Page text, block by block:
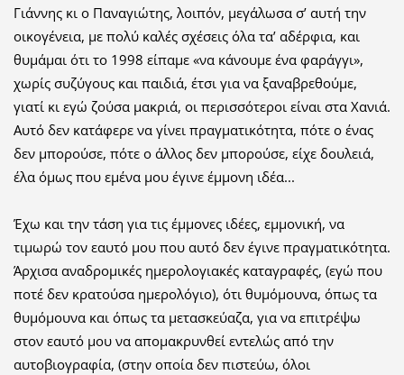
Γιάννης κι ο Παναγιώτης, λοιπόν, μεγάλωσα σ’ αυτή την
οικογένεια, με πολύ καλές σχέσεις όλα τα’ αδέρφια, και
θυμάμαι ότι το 1998 είπαμε «να κάνουμε ένα φαράγγι»,
χωρίς συζύγους και παιδιά, έτσι για να ξαναβρεθούμε,
γιατί κι εγώ ζούσα μακριά, οι περισσότεροι είναι στα Χανιά.
Αυτό δεν κατάφερε να γίνει πραγματικότητα, πότε ο ένας
δεν μπορούσε, πότε ο άλλος δεν μπορούσε, είχε δουλειά,
έλα όμως που εμένα μου έγινε έμμονη ιδέα...
Έχω και την τάση για τις έμμονες ιδέες, εμμονική, να
τιμωρώ τον εαυτό μου που αυτό δεν έγινε πραγματικότητα.
Άρχισα αναδρομικές ημερολογιακές καταγραφές, (εγώ που
ποτέ δεν κρατούσα ημερολόγιο), ότι θυμόμουνα, όπως τα
θυμόμουνα και όπως τα μετασκεύαζα, για να επιτρέψω
στον εαυτό μου να απομακρυνθεί εντελώς από την
αυτοβιογραφία, (στην οποία δεν πιστεύω, όλοι